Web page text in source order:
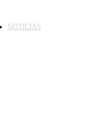
NOTICIAS